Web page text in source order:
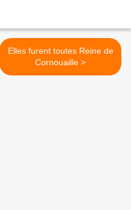
Elles furent toutes Reine de
Cornouaille >